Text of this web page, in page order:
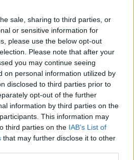
sale, sharing to third parties, or
or sensitive information for
please use the below opt-out
Please note that after your
you may continue seeing
on personal information utilized by
disclosed to third parties prior to
opt-out of the further
information by third parties on the
This information may
third parties on the IAB’s List of
that may further disclose it to other